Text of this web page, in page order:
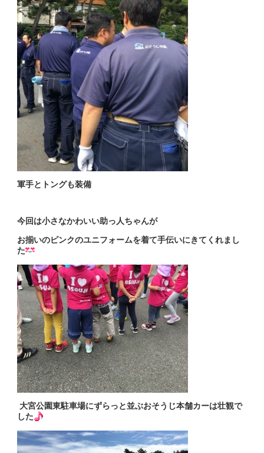
軍手とトングも装備
今回は小さなかわいい助っ人ちゃんが
お揃いのピンクのユニフォームを着て手伝いにきてくれまし
た
大宮公園東駐車場にずらっと並ぶおそうじ本舗カーは壮観で
した